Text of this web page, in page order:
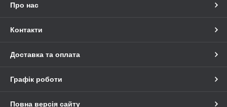
Про нас
Контакти
Доставка та оплата
Графік роботи
Повна версія сайту